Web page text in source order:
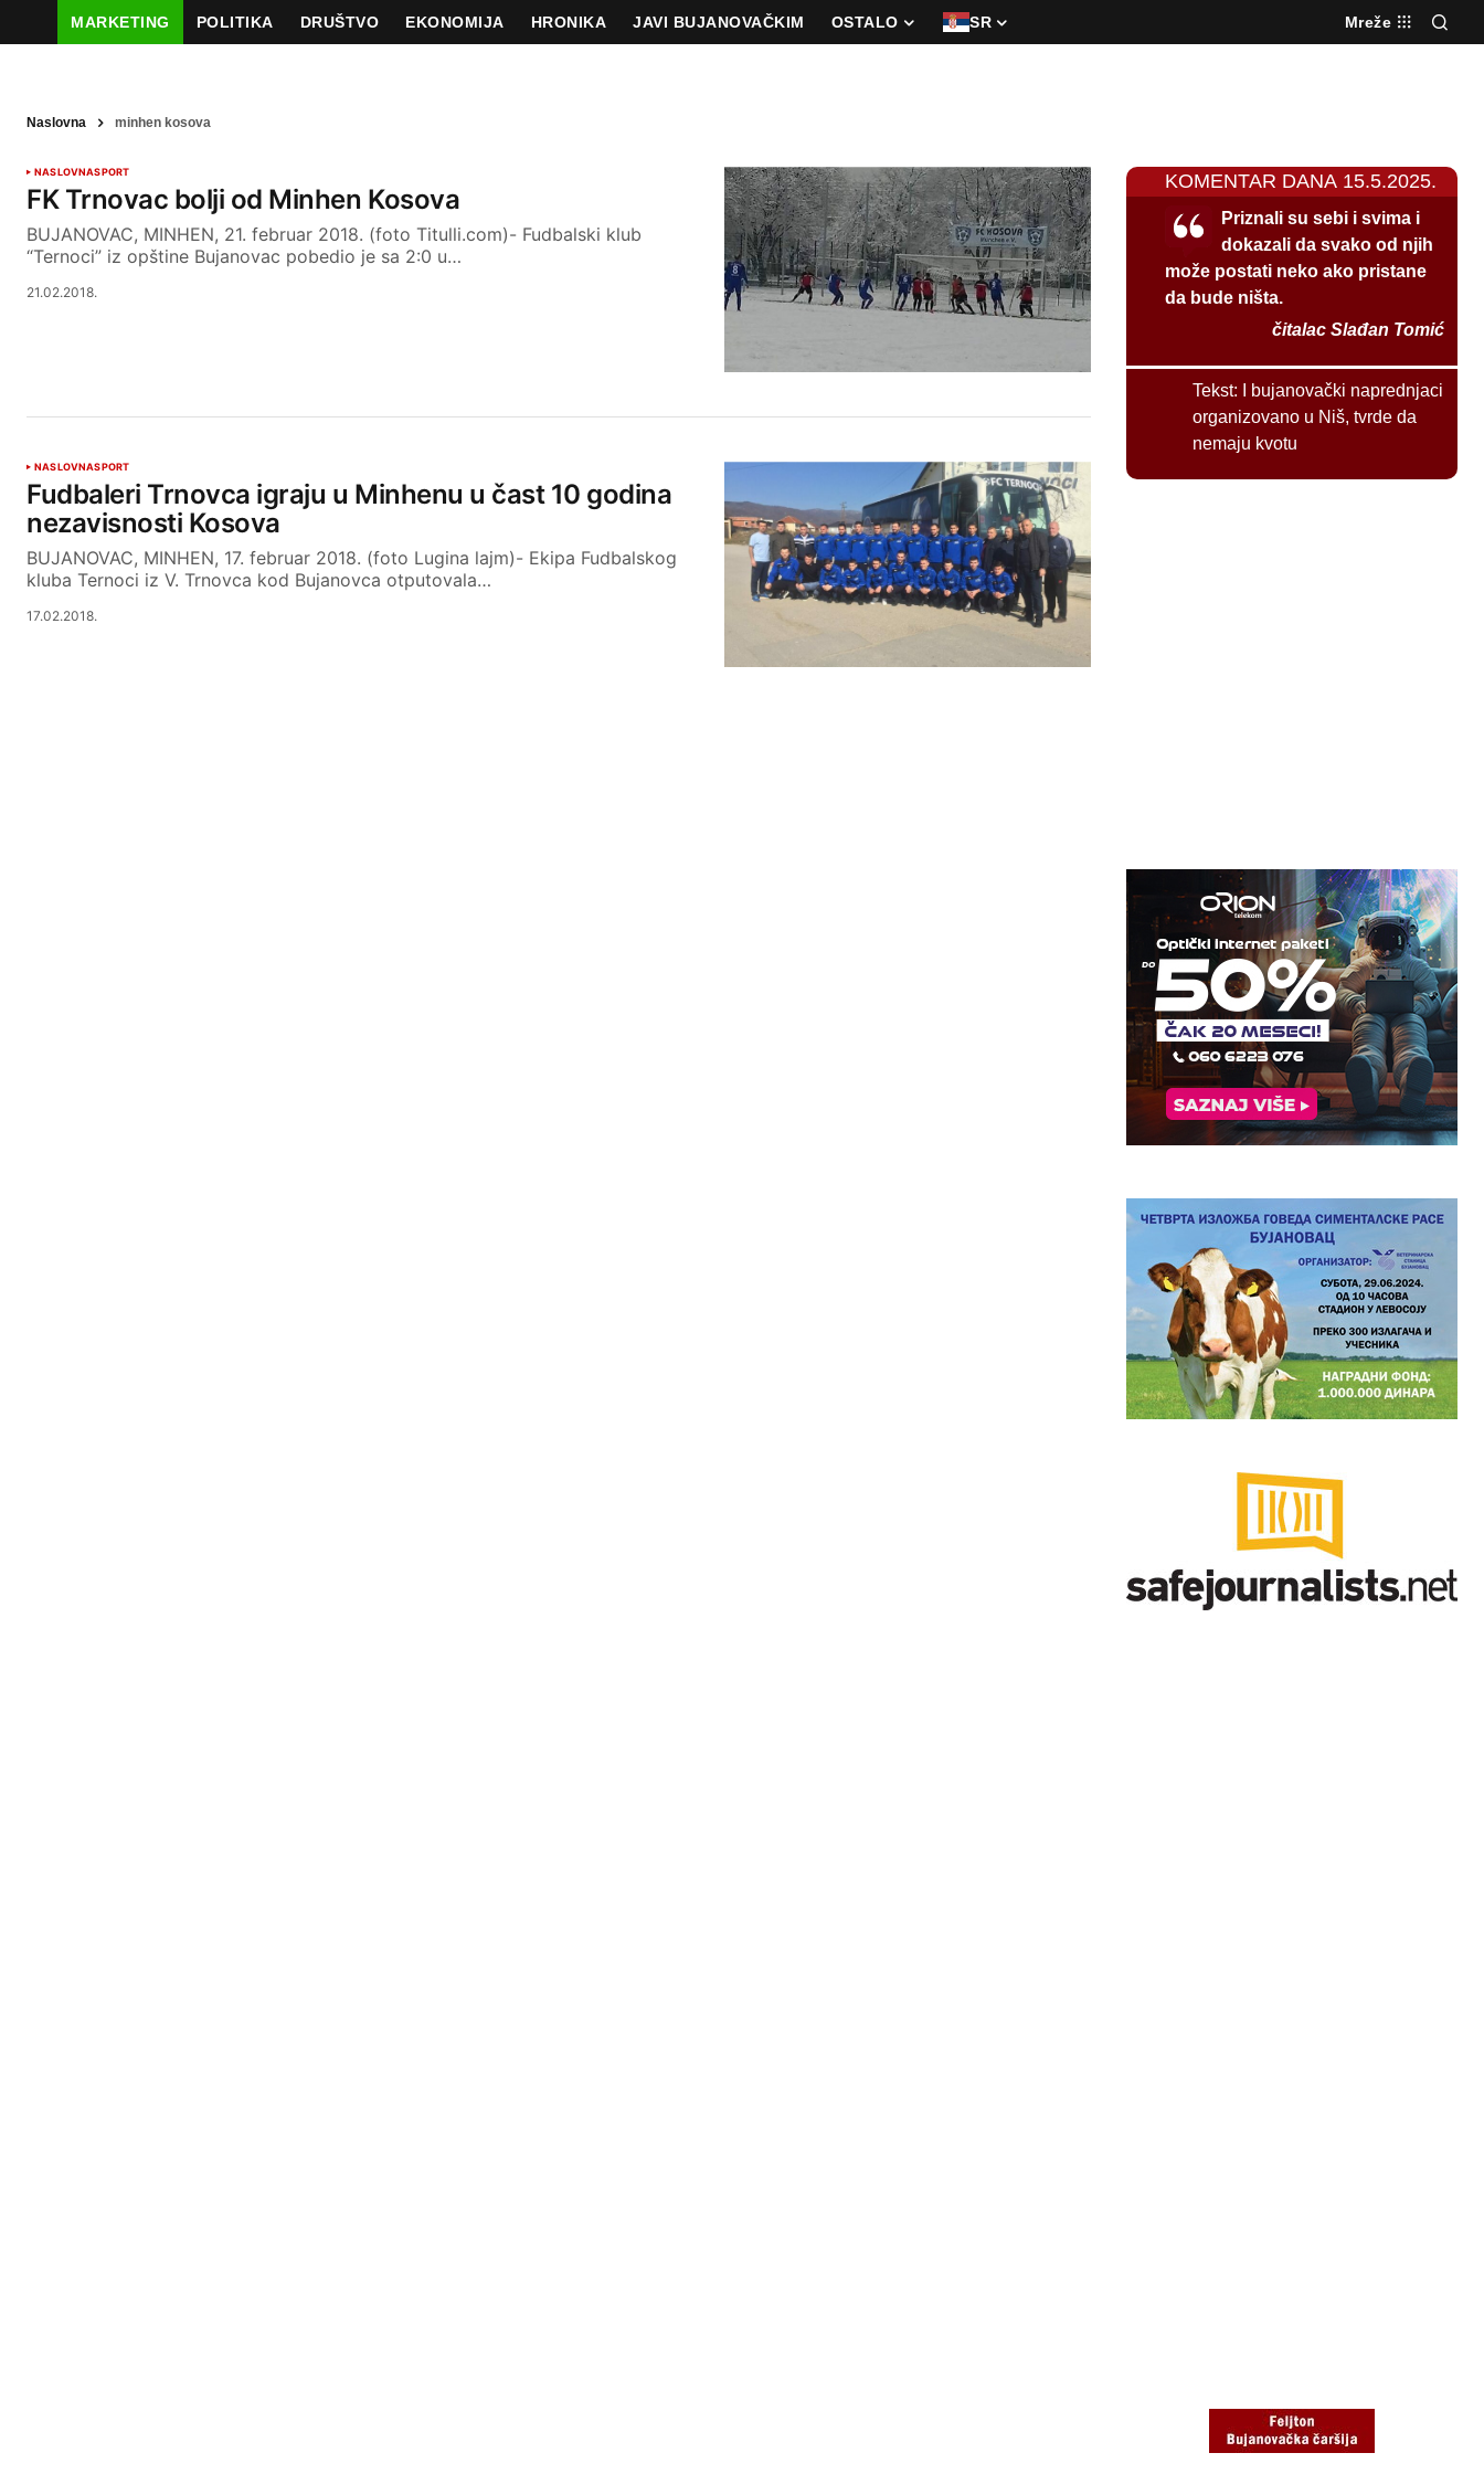
MARKETING POLITIKA DRUŠTVO EKONOMIJA HRONIKA JAVI BUJANOVAČKIM OSTALO SR Mreže
Naslovna minhen kosova
NASLOVNASPORT
FK Trnovac bolji od Minhen Kosova
BUJANOVAC, MINHEN, 21. februar 2018. (foto Titulli.com)- Fudbalski klub
“Ternoci” iz opštine Bujanovac pobedio je sa 2:0 u…
21.02.2018.
NASLOVNASPORT
Fudbaleri Trnovca igraju u Minhenu u čast 10 godina
nezavisnosti Kosova
BUJANOVAC, MINHEN, 17. februar 2018. (foto Lugina lajm)- Ekipa Fudbalskog
kluba Ternoci iz V. Trnovca kod Bujanovca otputovala…
17.02.2018.
KOMENTAR DANA 15.5.2025.
Priznali su sebi i svima i
dokazali da svako od njih
može postati neko ako pristane
da bude ništa.
čitalac Slađan Tomić
Tekst:
I bujanovački naprednjaci
organizovano u Niš, tvrde da
nemaju kvotu